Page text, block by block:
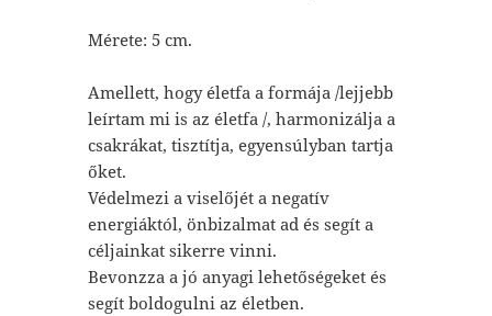
Mérete: 5 cm.
Amellett, hogy életfa a formája /lejjebb
leírtam mi is az életfa /, harmonizálja a
csakrákat, tisztítja, egyensúlyban tartja
őket.
Védelmezi a viselőjét a negatív
energiáktól, önbizalmat ad és segít a
céljainkat sikerre vinni.
Bevonzza a jó anyagi lehetőségeket és
segít boldogulni az életben.